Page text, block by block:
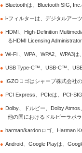
● Bluetoothは、Bluetooth SIG, Inc.
● i-フィルターは、デジタルアー
● HDMI、High-Definition
るHDMI Licensing
● Wi-Fi 、WPA、WPA2、WPA3は
● USB Type-C™、USB-C™、
● IGZOロゴはシャープ株式会社
● PCI Express、PCIeは、PCI-SIG
● Dolby、ドルビー、Dolby
他の国におけるドルビーラボ
● harman/kardonロゴ、Harman
● Android、Google Playは、